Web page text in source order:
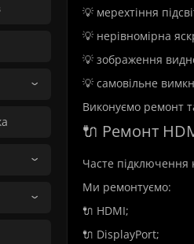
💡 мерехтіння
💡 нерівномірна
💡 зображення
💡 самовільне
Виконуємо ремонт
🔌 Ремонт
Часте підключення
Ми ремонтуємо:
🔌 HDMI;
🔌 DisplayPort;